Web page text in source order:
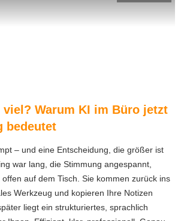
viel? Warum KI im Büro jetzt
bedeutet
– und eine Entscheidung, die größer ist
war lang, die Stimmung angespannt,
auf dem Tisch. Sie kommen zurück ins
Werkzeug und kopieren Ihre Notizen
liegt ein strukturiertes, sprachlich